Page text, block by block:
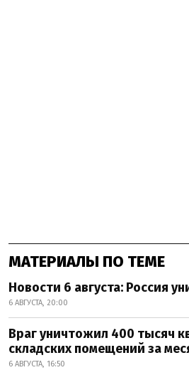
МАТЕРИАЛЫ ПО ТЕМЕ
Новости 6 августа: Россия
6 АВГУСТА, 20:00
Враг уничтожил 400 тысяч
складских помещений за
6 АВГУСТА, 16:50